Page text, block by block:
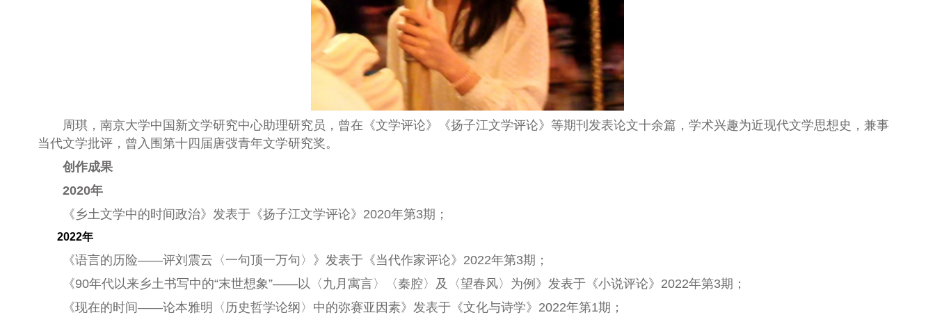
周琪，南京大学中国新文学研究中心助理研究员，曾在《文学评论》《扬子江文学评论》等期刊发表论文十余篇，学术兴趣为近现代文学思想史，兼事
当代文学批评，曾入围第十四届唐弢青年文学研究奖。
创作成果
2020年
《乡土文学中的时间政治》发表于《扬子江文学评论》2020年第3期；
2022年
《语言的历险——评刘震云〈一句顶一万句〉》发表于《当代作家评论》2022年第3期；
《90年代以来乡土书写中的“末世想象”——以 〈九月寓言〉 〈秦腔〉及 〈望春风〉为例》发表于《小说评论》2022年第3期；
《现在的时间——论本雅明
〈历史哲学论纲〉中的弥赛亚因素》发表于《文化与诗学》2022年第1期；